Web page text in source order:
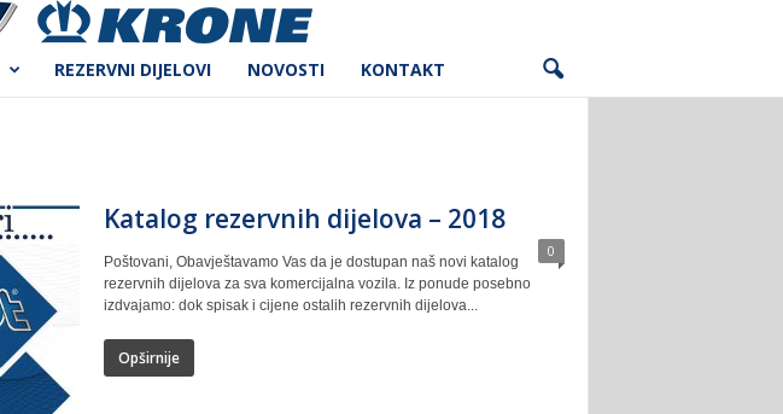
REZERVNI DIJELOVI NOVOSTI KONTAKT
Katalog rezervnih dijelova – 2018
0
Poštovani, Obavještavamo Vas da je dostupan naš novi katalog
rezervnih dijelova za sva komercijalna vozila. Iz ponude posebno
izdvajamo: dok spisak i cijene ostalih rezervnih dijelova...
Opširnije